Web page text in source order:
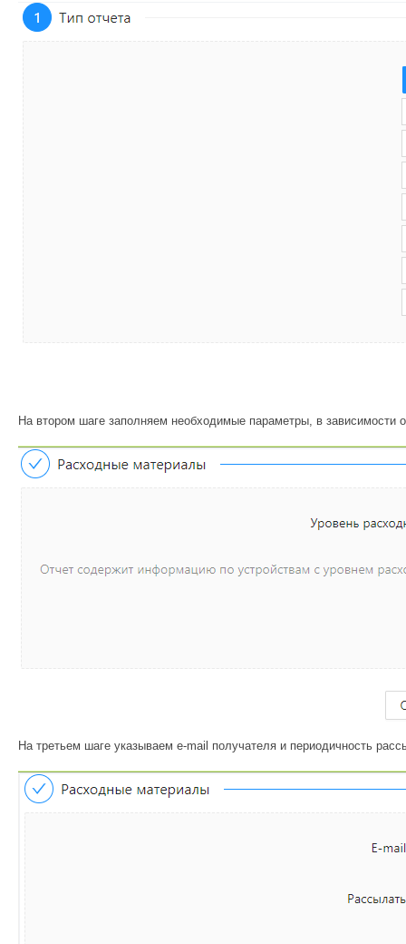
На втором шаге заполняем необходимые параметры, в зависимости
На третьем шаге указываем e-mail получателя и периодичность